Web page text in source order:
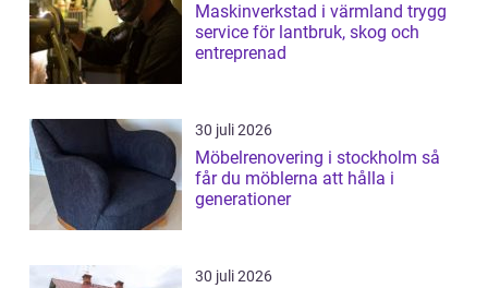
Maskinverkstad i värmland trygg
service för lantbruk, skog och
entreprenad
30 juli 2026
Möbelrenovering i stockholm så
får du möblerna att hålla i
generationer
30 juli 2026